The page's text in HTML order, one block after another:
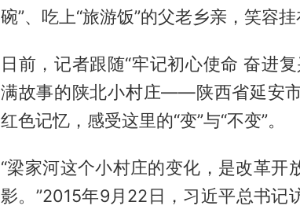
碗”、吃上“旅游饭”的父老乡亲，笑容
日前，记者跟随“牢记初心使命 奋进
满故事的陕北小村庄——陕西省延安
红色记忆，感受这里的“变”与“不变”。
“梁家河这个小村庄的变化，是改革开
影。”2015年9月22日，习近平总书记